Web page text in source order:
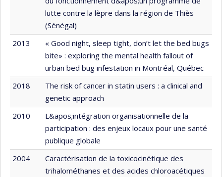
lutte contre la lèpre dans la région de Thiès
(Sénégal)
2013
« Good night, sleep tight, don’t let the bed bugs
bite» : exploring the mental health fallout of
urban bed bug infestation in Montréal, Québec
2018
The risk of cancer in statin users : a clinical and
genetic approach
2010
L&apos;intégration organisationnelle de la
participation : des enjeux locaux pour une santé
publique globale
2004
Caractérisation de la toxicocinétique des
trihalométhanes et des acides chloroacétiques